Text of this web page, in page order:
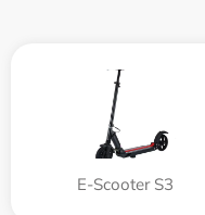
E-Scooter S3